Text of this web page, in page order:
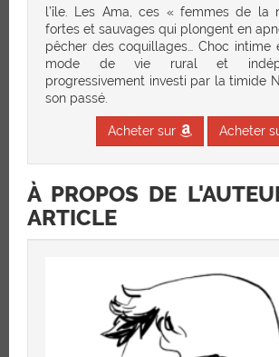
l’île. Les Ama, ces « femmes de la
fortes et sauvages qui plongent en
pêcher des coquillages… Choc intime
mode de vie rural et
progressivement investi par la timide
son passé.
Acheter sur Acheter
À PROPOS DE
ARTICLE